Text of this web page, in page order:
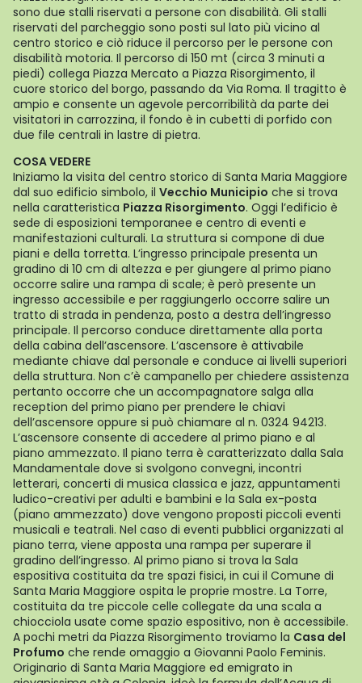
sono due stalli riservati a persone con disabilità. Gli stalli
riservati del parcheggio sono posti sul lato più vicino al
centro storico e ciò riduce il percorso per le persone con
disabilità motoria. Il percorso di 150 mt (circa 3 minuti a
piedi) collega Piazza Mercato a Piazza Risorgimento, il
cuore storico del borgo, passando da Via Roma. Il tragitto è
ampio e consente un agevole percorribilità da parte dei
visitatori in carrozzina, il fondo è in cubetti di porfido con
due file centrali in lastre di pietra.
COSA VEDERE
Iniziamo la visita del centro storico di Santa Maria Maggiore
dal suo edificio simbolo, il Vecchio Municipio che si trova
nella caratteristica Piazza Risorgimento. Oggi l’edificio è
sede di esposizioni temporanee e centro di eventi e
manifestazioni culturali. La struttura si compone di due
piani e della torretta. L’ingresso principale presenta un
gradino di 10 cm di altezza e per giungere al primo piano
occorre salire una rampa di scale; è però presente un
ingresso accessibile e per raggiungerlo occorre salire un
tratto di strada in pendenza, posto a destra dell’ingresso
principale. Il percorso conduce direttamente alla porta
della cabina dell’ascensore. L’ascensore è attivabile
mediante chiave dal personale e conduce ai livelli superiori
della struttura. Non c’è campanello per chiedere assistenza
pertanto occorre che un accompagnatore salga alla
reception del primo piano per prendere le chiavi
dell’ascensore oppure si può chiamare al n. 0324 94213.
L’ascensore consente di accedere al primo piano e al
piano ammezzato. Il piano terra è caratterizzato dalla Sala
Mandamentale dove si svolgono convegni, incontri
letterari, concerti di musica classica e jazz, appuntamenti
ludico-creativi per adulti e bambini e la Sala ex-posta
(piano ammezzato) dove vengono proposti piccoli eventi
musicali e teatrali. Nel caso di eventi pubblici organizzati al
piano terra, viene apposta una rampa per superare il
gradino dell’ingresso. Al primo piano si trova la Sala
espositiva costituita da tre spazi fisici, in cui il Comune di
Santa Maria Maggiore ospita le proprie mostre. La Torre,
costituita da tre piccole celle collegate da una scala a
chiocciola usate come spazio espositivo, non è accessibile.
A pochi metri da Piazza Risorgimento troviamo la Casa del
Profumo che rende omaggio a Giovanni Paolo Feminis.
Originario di Santa Maria Maggiore ed emigrato in